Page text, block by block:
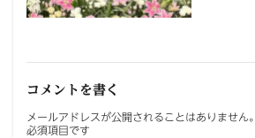
コメントを書く
メールアドレスが公開されることはありません。
必須項目です